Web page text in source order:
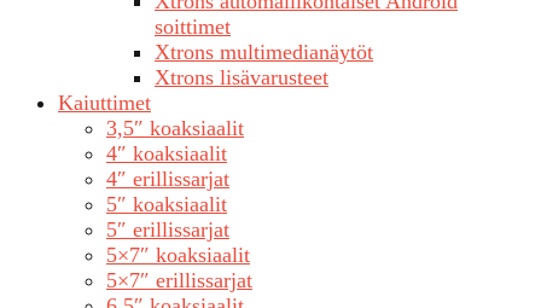
soittimet
Xtrons multimedianäytöt
Xtrons lisävarusteet
Kaiuttimet
3,5″ koaksiaalit
4″ koaksiaalit
4″ erillissarjat
5″ koaksiaalit
5″ erillissarjat
5×7″ koaksiaalit
5×7″ erillissarjat